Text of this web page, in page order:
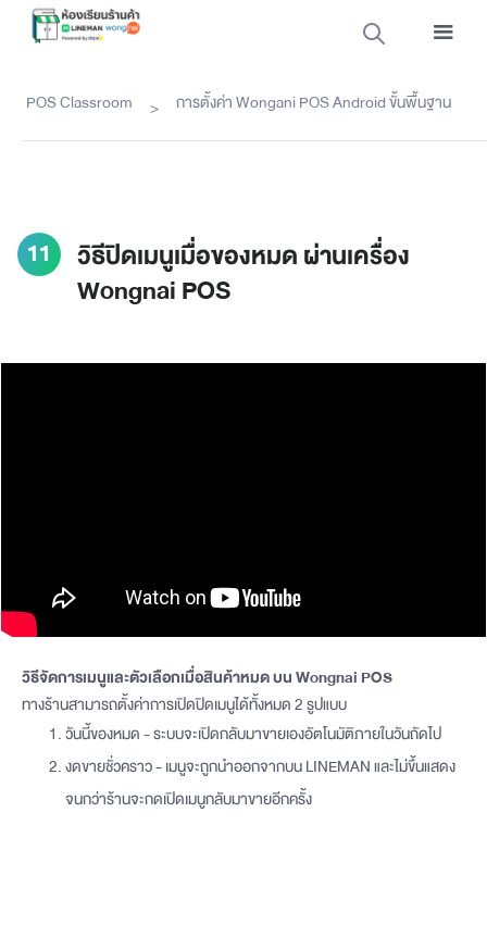
POS Classroom > การตั้งค่า Wongani POS Android ขั้นพื้นฐาน
11
วิธีปิดเมนูเมื่อของหมด ผ่านเครื่อง
Wongnai POS
วิธีจัดการเมนูและตัวเลือกเมื่อสินค้าหมด บน Wongnai POS
ทางร้านสามารถตั้งค่าการเปิดปิดเมนูได้ทั้งหมด 2 รูปแบบ
วันนี้ของหมด - ระบบจะเปิดกลับมาขายเองอัตโนมัติภายในวันถัดไป
งดขายชั่วคราว - เมนูจะถูกนำออกจากบน LINEMAN และไม่ขึ้นแสดง
จนกว่าร้านจะกดเปิดเมนูกลับมาขายอีกครั้ง